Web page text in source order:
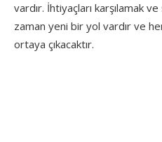
vardır. İhtiyaçları karşılamak
zaman yeni bir yol vardır ve
ortaya çıkacaktır.